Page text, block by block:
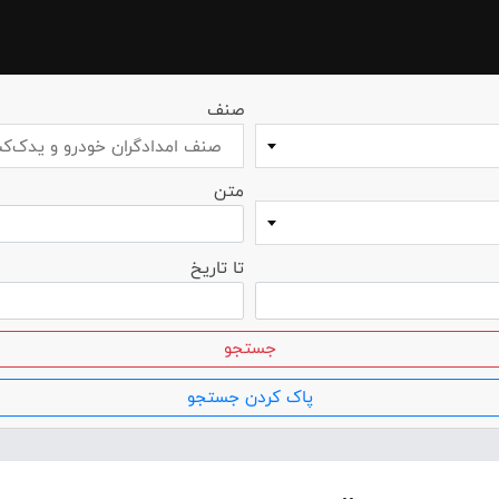
صنف
صنف امدادگران خودرو و
متن
تا تاریخ
جستجو
پاک کردن جستجو